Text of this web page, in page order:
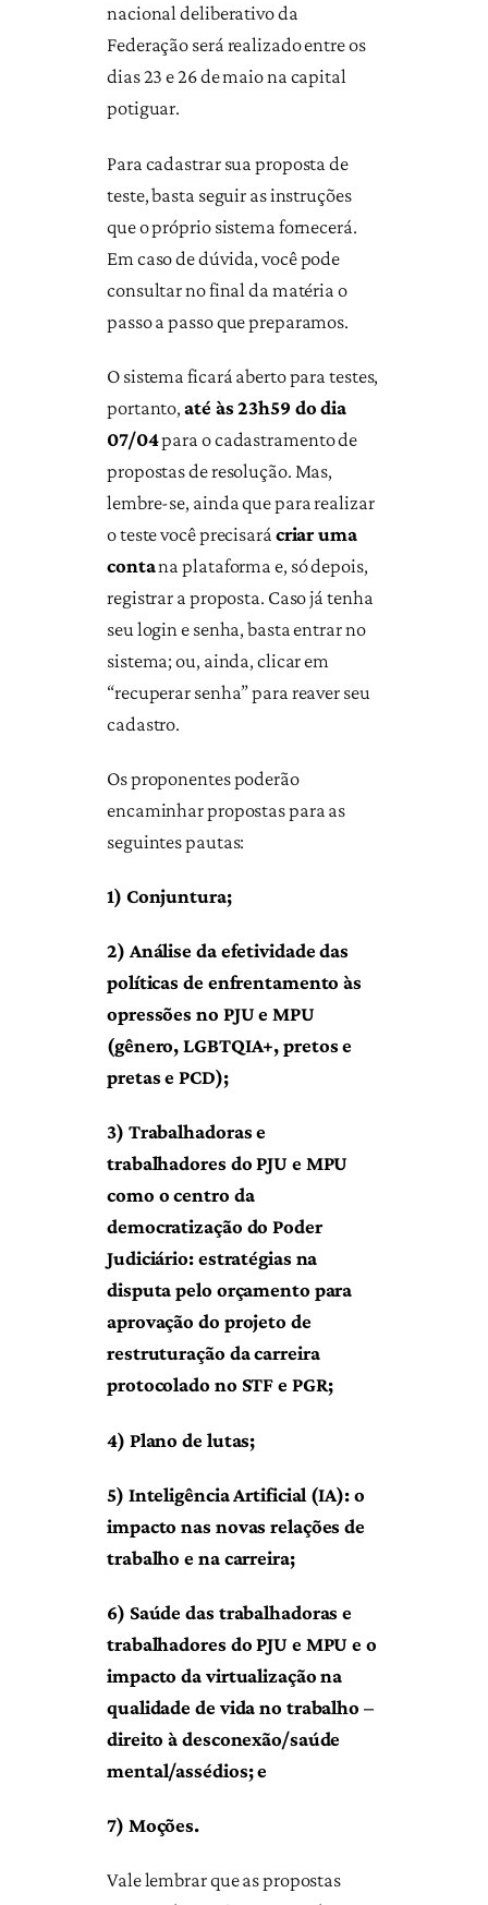
nacional deliberativo da
Federação será realizado entre os
dias 23 e 26 de maio na capital
potiguar.
Para cadastrar sua proposta de
teste, basta seguir as instruções
que o próprio sistema fornecerá.
Em caso de dúvida, você pode
consultar no final da matéria o
passo a passo que preparamos.
O sistema ficará aberto para testes,
portanto,até às 23h59 do dia
07/04para o cadastramento de
propostas de resolução. Mas,
lembre-se, ainda que para realizar
o teste você precisará criar uma
contana plataforma e, só depois,
registrar a proposta. Caso já tenha
seu login e senha, basta entrar no
sistema; ou, ainda, clicar em
“recuperar senha” para reaver seu
cadastro.
Os proponentes poderão
encaminhar propostas para as
seguintes pautas:
1) Conjuntura;
2) Análise da efetividade das
políticas de enfrentamento às
opressões no PJU e MPU
(gênero, LGBTQIA+, pretos e
pretas e PCD);
3) Trabalhadoras e
trabalhadores do PJU e MPU
como o centro da
democratização do Poder
Judiciário: estratégias na
disputa pelo orçamento para
aprovação do projeto de
restruturação da carreira
protocolado no STF e PGR;
4) Plano de lutas;
5) Inteligência Artificial (IA): o
impacto nas novas relações de
trabalho e na carreira;
6) Saúde das trabalhadoras e
trabalhadores do PJU e MPU e o
impacto da virtualização na
qualidade de vida no trabalho –
direito à desconexão/saúde
mental/assédios; e
7) Moções.
Vale lembrar que as propostas